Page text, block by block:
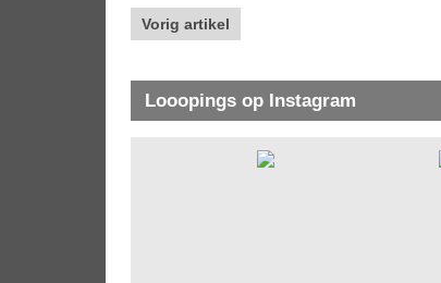
Vorig artikel
Looopings op Instagram